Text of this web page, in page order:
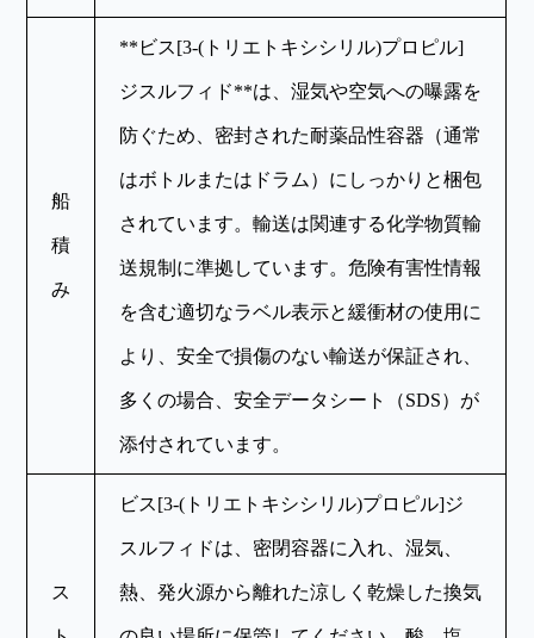
船
積
み
**ビス[3-(トリエトキシシリル)プロピル]
ジスルフィド**は、湿気や空気への曝露を
防ぐため、密封された耐薬品性容器（通常
はボトルまたはドラム）にしっかりと梱包
されています。輸送は関連する化学物質輸
送規制に準拠しています。危険有害性情報
を含む適切なラベル表示と緩衝材の使用に
より、安全で損傷のない輸送が保証され、
多くの場合、安全データシート（SDS）が
添付されています。
ス
ビス[3-(トリエトキシシリル)プロピル]ジ
スルフィドは、密閉容器に入れ、湿気、
熱、発火源から離れた涼しく乾燥した換気